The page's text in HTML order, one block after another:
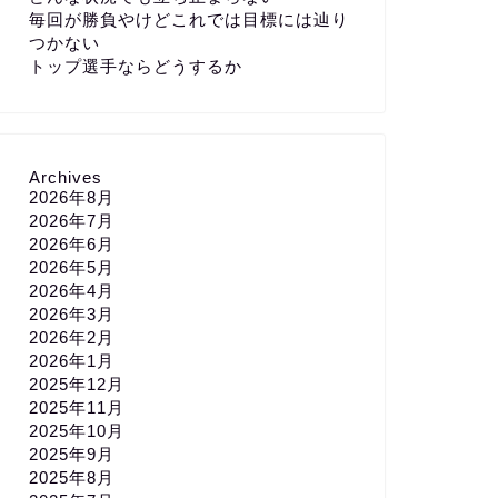
毎回が勝負やけどこれでは目標には辿り
つかない
トップ選手ならどうするか
Archives
2026年8月
2026年7月
2026年6月
2026年5月
2026年4月
2026年3月
2026年2月
2026年1月
2025年12月
2025年11月
2025年10月
2025年9月
2025年8月